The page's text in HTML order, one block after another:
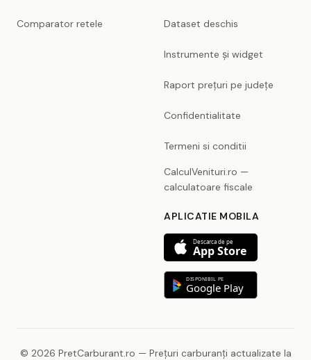
Comparator retele Dataset deschis
Instrumente și widget
Raport prețuri pe județe
Confidentialitate
Termeni si conditii
CalculVenituri.ro —
calculatoare fiscale
APLICATIE MOBILA
Descarca de pe
App Store
DISPONIBIL PE
Google Play
© 2026 PretCarburant.ro — Prețuri carburanți actualizate la